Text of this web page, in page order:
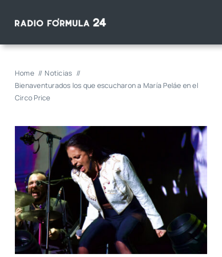
Home
Noticias
Bienaventurados los que escucharon a María Peláe en el
Circo Price